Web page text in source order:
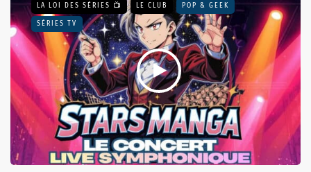
LA LOI DES SÉRIES 📺 LE CLUB POP & GEEK
SÉRIES TV